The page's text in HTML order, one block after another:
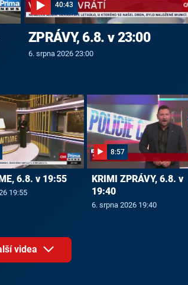
40:43
ZPRÁVY, 6.8. v 23:00
6. srpna 2026 23:00
6.8. v 19:55
19:55
8:57
KRIMI ZPRÁVY, 6.8. v
19:40
6. srpna 2026 19:40
videa